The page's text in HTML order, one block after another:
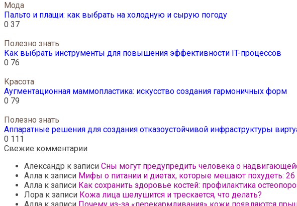
Мода
Пальто и плащи: как выбрать на холодную и сырую погоду
0 37
Полезно знать
Как выбрать инструменты для повышения эффективности IT-процессов
0 76
Красота
Аугментационная маммопластика: искусство создания гармоничных форм
0 79
Полезно знать
Аппаратные решения для создания отказоустойчивой инфраструктуры
0 111
Свежие комментарии
Александр к записи Сны могут предупредить человека о
Алла к записи Мифы о питании и диетах, которые мешают похудеть: 26
Алла к записи Как сохранить здоровье костей: профилактика
Лора к записи Кожа лица шелушится и трескается, что делать?